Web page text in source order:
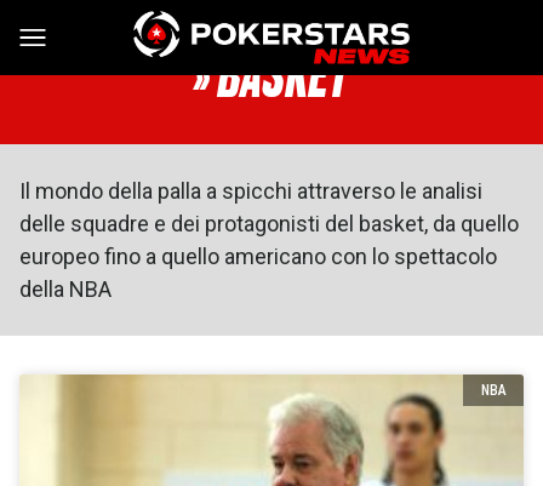
Vai al contenuto
» BASKET
Il mondo della palla a spicchi attraverso le analisi
delle squadre e dei protagonisti del basket, da quello
europeo fino a quello americano con lo spettacolo
della NBA
NBA